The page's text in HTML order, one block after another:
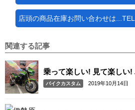
店頭の商品在庫お問い合わせは
関連する記事
乗って楽しい! 見て楽しい
バイクカスタム 2019年10月14日